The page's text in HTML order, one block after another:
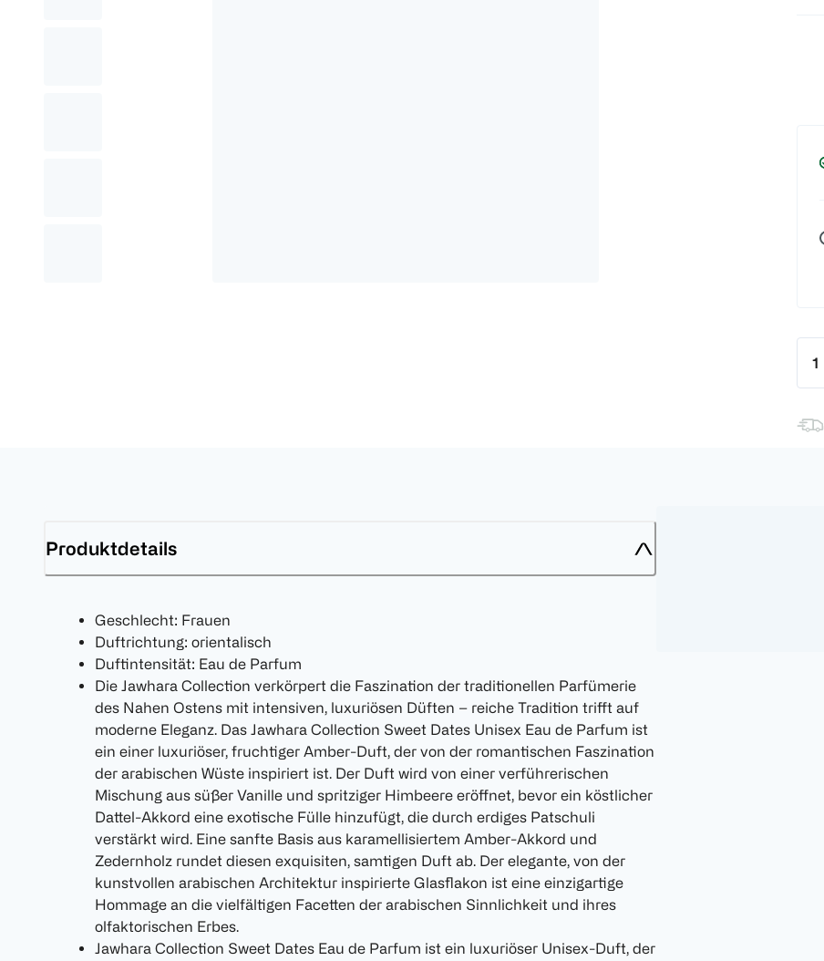
Produktdetails
Geschlecht: Frauen
Duftrichtung: orientalisch
Duftintensität: Eau de Parfum
Die Jawhara Collection verkörpert die Faszination der traditionellen Parfümerie
des Nahen Ostens mit intensiven, luxuriösen Düften – reiche Tradition trifft auf
moderne Eleganz. Das Jawhara Collection Sweet Dates Unisex Eau de Parfum ist
ein einer luxuriöser, fruchtiger Amber-Duft, der von der romantischen Faszination
der arabischen Wüste inspiriert ist. Der Duft wird von einer verführerischen
Mischung aus süßer Vanille und spritziger Himbeere eröffnet, bevor ein köstlicher
Dattel-Akkord eine exotische Fülle hinzufügt, die durch erdiges Patschuli
verstärkt wird. Eine sanfte Basis aus karamellisiertem Amber-Akkord und
Zedernholz rundet diesen exquisiten, samtigen Duft ab. Der elegante, von der
kunstvollen arabischen Architektur inspirierte Glasflakon ist eine einzigartige
Hommage an die vielfältigen Facetten der arabischen Sinnlichkeit und ihres
olfaktorischen Erbes.
Jawhara Collection Sweet Dates Eau de Parfum ist ein luxuriöser Unisex-Duft, der